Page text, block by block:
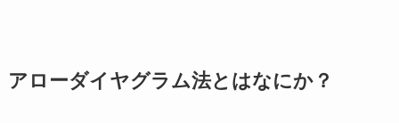
アローダイヤグラム法とはなにか？